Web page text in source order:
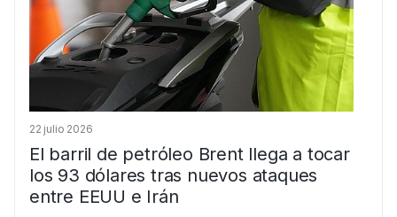
22 julio 2026
El barril de petróleo Brent llega a tocar
los 93 dólares tras nuevos ataques
entre EEUU e Irán